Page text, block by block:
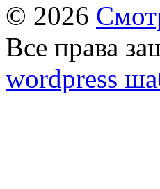
© 2026
Все права
wordpress